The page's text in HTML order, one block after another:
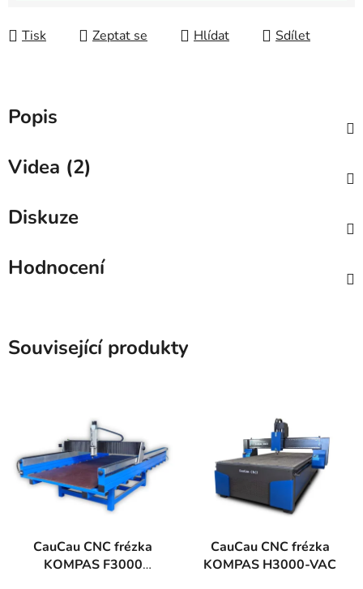
Tisk Zeptat se Hlídat Sdílet
Popis
Videa (2)
Diskuze
Hodnocení
Související produkty
CauCau CNC frézka
KOMPAS F3000
CauCau CNC frézka
KOMPAS H3000-VAC